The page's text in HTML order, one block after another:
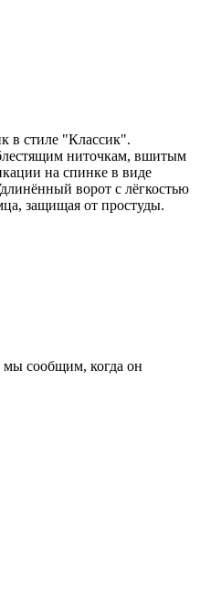
в стиле "Классик".
ниточкам, вшитым
на спинке в виде
ворот с лёгкостью
защищая от простуды.
сообщим, когда он